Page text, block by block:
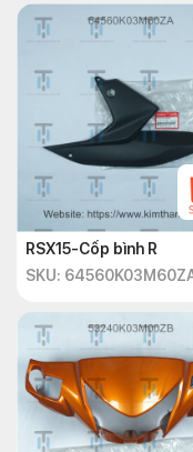
RSX15-Cốp bình R
SKU: